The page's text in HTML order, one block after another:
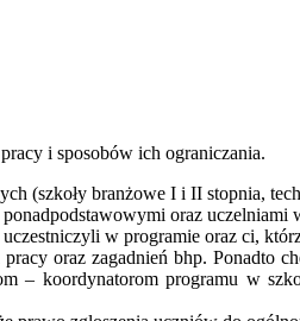
i sposobów ich ograniczania.
(szkoły branżowe I i II stopnia,
oraz uczelniami
w programie oraz ci,
oraz zagadnień bhp. Ponadto
koordynatorom programu w